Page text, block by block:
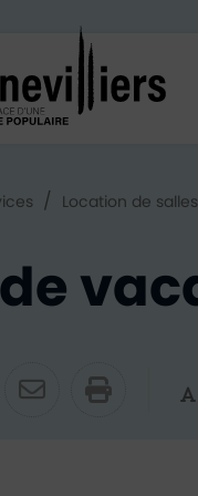
/ Location de
sur Twitter
sur
Partager